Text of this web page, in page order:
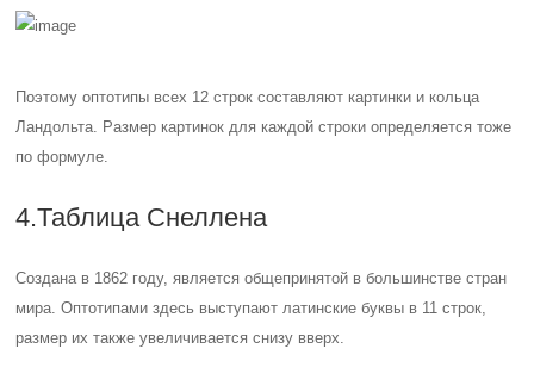
Поэтому оптотипы всех 12 строк составляют картинки и кольца
Ландольта. Размер картинок для каждой строки определяется тоже
по формуле.
4.Таблица Снеллена
Создана в 1862 году, является общепринятой в большинстве стран
мира. Оптотипами здесь выступают латинские буквы в 11 строк,
размер их также увеличивается снизу вверх.